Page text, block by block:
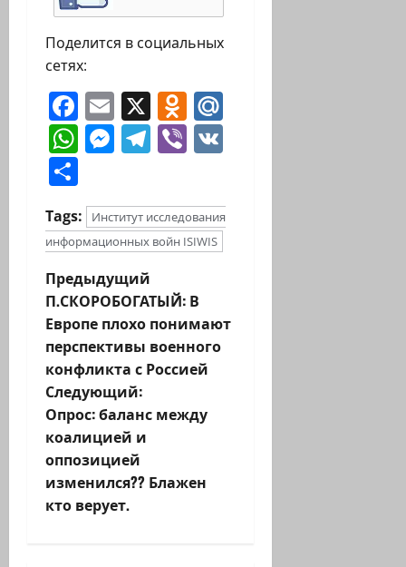
Поделится в социальных
сетях:
Facebook
Email
X Odnoklassniki
WhatsApp
Messenger
Telegram
Viber
Tags:
Институт исследования
информационных войн ISIWIS
Н
а
в
и
г
а
ц
Предыдущий
П.СКОРОБОГАТЫЙ: В
Европе плохо понимают
перспективы военного
конфликта с Россией
Следующий:
Опрос: баланс между
коалицией и
оппозицией
изменился?? Блажен
кто верует.